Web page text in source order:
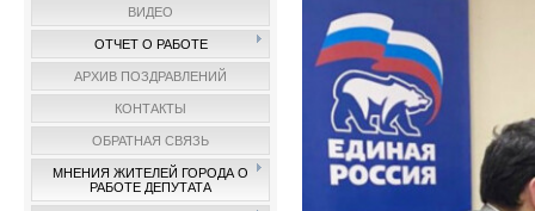
ВИДЕО
ОТЧЕТ О РАБОТЕ
АРХИВ ПОЗДРАВЛЕНИЙ
КОНТАКТЫ
ОБРАТНАЯ СВЯЗЬ
МНЕНИЯ ЖИТЕЛЕЙ ГОРОДА О
РАБОТЕ ДЕПУТАТА